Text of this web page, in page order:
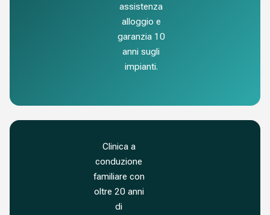
assistenza
alloggio e
garanzia 10
anni sugli
impianti.
Clinica a
conduzione
familiare con
oltre 20 anni
di